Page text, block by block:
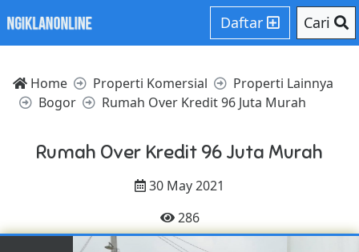
Daftar Cari
Home Properti Komersial
Properti Lainnya
Bogor
Rumah Over Kredit 96 Juta Murah
Rumah Over Kredit 96 Juta Murah
30 May 2021
286